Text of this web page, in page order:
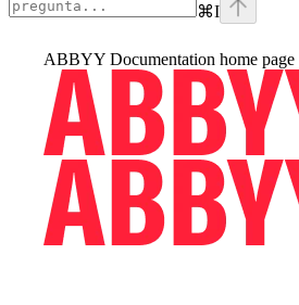
⌘I
ABBYY Documentation home page